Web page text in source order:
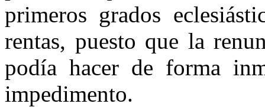
primeros grados
rentas, puesto que la
podía hacer de forma
impedimento.